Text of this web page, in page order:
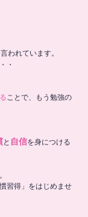
われています。
・
ことで、もう勉強の
と 自信を身につける
習得」をはじめませ